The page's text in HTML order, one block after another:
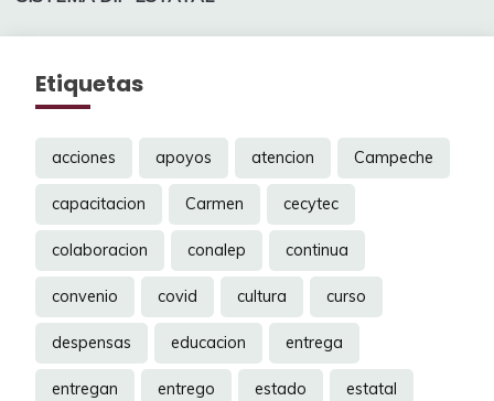
Etiquetas
acciones apoyos atencion Campeche
capacitacion Carmen cecytec
colaboracion conalep continua
convenio covid cultura curso
despensas educacion entrega
entregan entrego estado estatal